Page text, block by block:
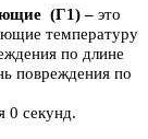
(Г1) – это
температуру
по длине
повреждения по
0 секунд.